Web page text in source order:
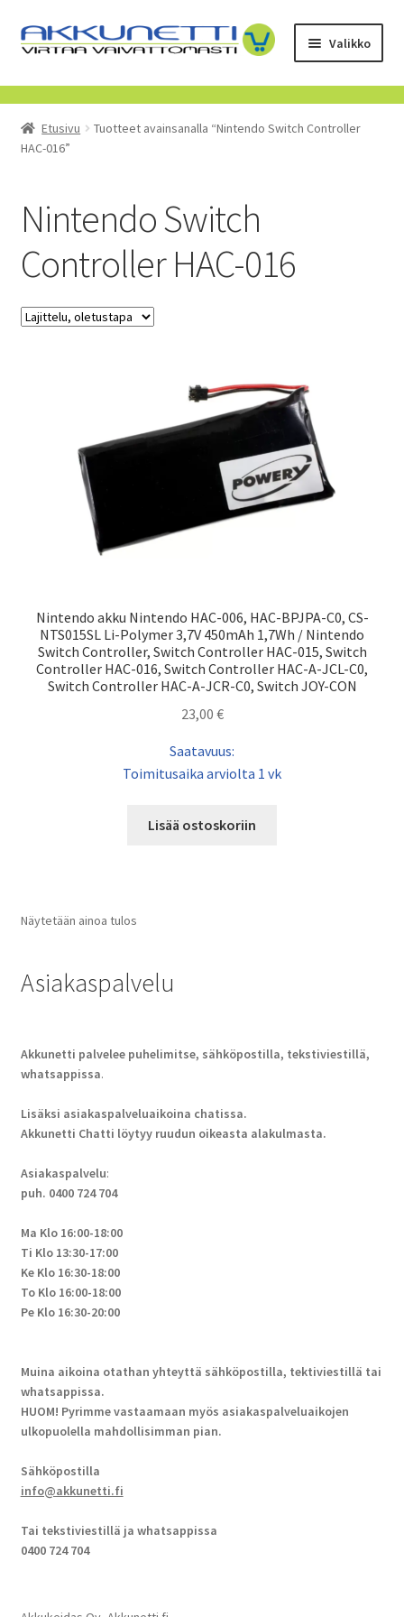
Siirry
navigointiin
Siirry
sisältöön
Valikko
Kauppa
Tietoa meistä
Toimitusehdot
POISTUVAT TUOTTEET
Etusivu
Tuotteet avainsanalla “Nintendo Switch Controller
HAC-016”
Nintendo Switch
Controller HAC-016
Nintendo akku Nintendo HAC-006, HAC-BPJPA-C0, CS-
NTS015SL Li-Polymer 3,7V 450mAh 1,7Wh / Nintendo
Switch Controller, Switch Controller HAC-015, Switch
Controller HAC-016, Switch Controller HAC-A-JCL-C0,
Switch Controller HAC-A-JCR-C0, Switch JOY-CON
23,00 €
Saatavuus:
Toimitusaika arviolta 1 vk
Lisää ostoskoriin
Näytetään ainoa tulos
Asiakaspalvelu
Akkunetti palvelee puhelimitse, sähköpostilla, tekstiviestillä,
whatsappissa.
Lisäksi asiakaspalveluaikoina chatissa.
Akkunetti Chatti löytyy ruudun oikeasta alakulmasta.
Asiakaspalvelu:
puh. 0400 724 704
Ma Klo 16:00-18:00
Ti Klo 13:30-17:00
Ke Klo 16:30-18:00
To Klo 16:00-18:00
Pe Klo 16:30-20:00
Muina aikoina otathan yhteyttä sähköpostilla, tektiviestillä tai
whatsappissa.
HUOM! Pyrimme vastaamaan myös asiakaspalveluaikojen
ulkopuolella mahdollisimman pian.
Sähköpostilla
info@akkunetti.fi
Tai tekstiviestillä ja whatsappissa
0400 724 704